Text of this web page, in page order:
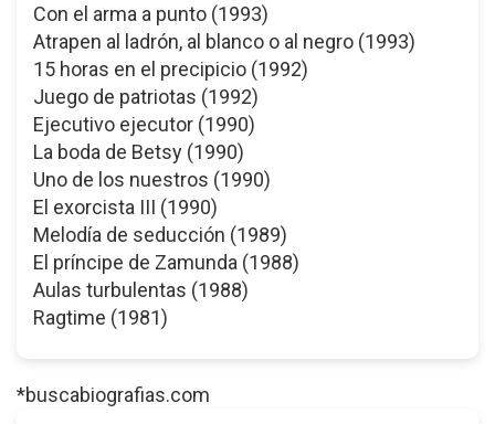
Con el arma a punto (1993)
Atrapen al ladrón, al blanco o al negro (1993)
15 horas en el precipicio (1992)
Juego de patriotas (1992)
Ejecutivo ejecutor (1990)
La boda de Betsy (1990)
Uno de los nuestros (1990)
El exorcista III (1990)
Melodía de seducción (1989)
El príncipe de Zamunda (1988)
Aulas turbulentas (1988)
Ragtime (1981)
*buscabiografias.com